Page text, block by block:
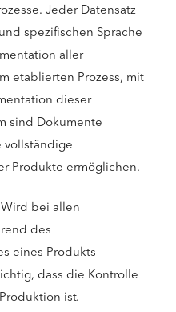
Jeder Datensatz
spezifischen Sprache
aller
etablierten Prozess, mit
dieser
sind Dokumente
Produkte ermöglichen.
bei allen
des
eines Produkts
dass die Kontrolle
ist.